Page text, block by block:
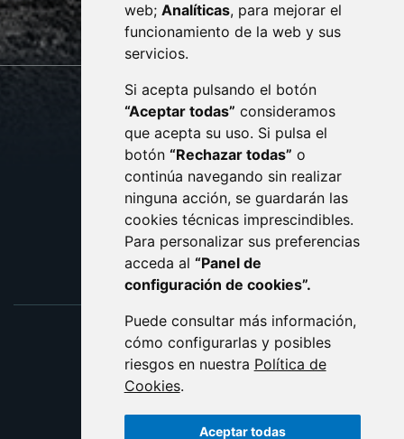
web; Analíticas, para mejorar el
funcionamiento de la web y sus
servicios.
Si acepta pulsando el botón
“Aceptar todas” consideramos
que acepta su uso. Si pulsa el
botón “Rechazar todas” o
continúa navegando sin realizar
ninguna acción, se guardarán las
cookies técnicas imprescindibles.
Para personalizar sus preferencias
acceda al “Panel de
configuración de cookies”.
Puede consultar más información,
cómo configurarlas y posibles
riesgos en nuestra Política de
Cookies.
Aceptar todas
monzon.es
CONTACTO
AVISO LEGAL
PROTECCIÓN DE DATOS
POLÍTICA DE COOKIES
ACCESIBILIDAD
ENLACE EXTERNO AL